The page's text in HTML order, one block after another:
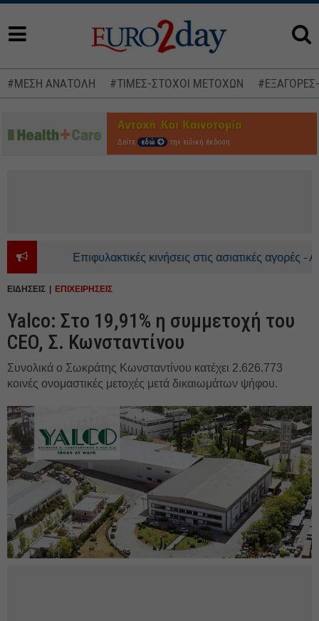
#ΜΕΣΗ ΑΝΑΤΟΛΗ #ΤΙΜΕΣ-ΣΤΟΧΟΙ ΜΕΤΟΧΩΝ
Δείτε εδώ την ειδική έκδοση
Επιφυλακτικές κινήσεις στις ασιατικές αγορές -
ΕΙΔΗΣΕΙΣ ΕΠΙΧΕΙΡΗΣΕΙΣ
Yalco: Στο 19,91% η συμμετοχή του
CEO, Σ. Κωνσταντίνου
Συνολικά ο Σωκράτης Κωνσταντίνου κατέχει 2.626.773
κοινές ονομαστικές μετοχές μετά δικαιωμάτων ψήφου.